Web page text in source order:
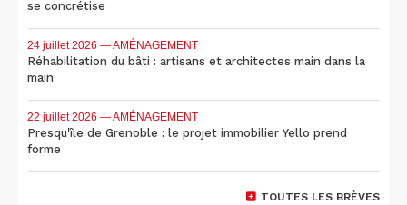
se concrétise
24 juillet 2026 — AMÉNAGEMENT
Réhabilitation du bâti : artisans et architectes main dans la
main
22 juillet 2026 — AMÉNAGEMENT
Presqu'île de Grenoble : le projet immobilier Yello prend
forme
TOUTES LES BRÈVES